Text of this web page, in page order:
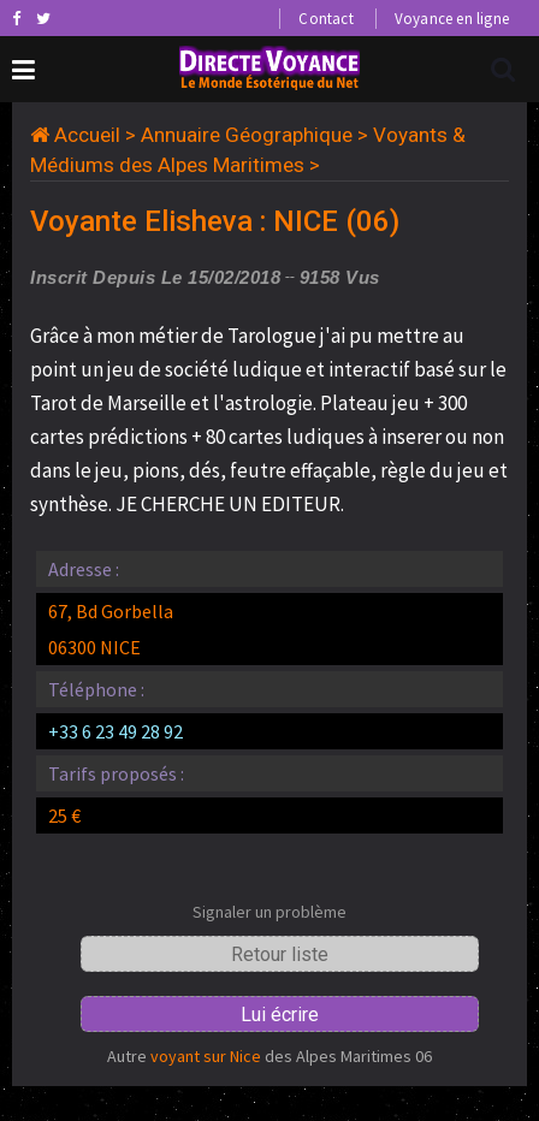
Contact Voyance en ligne
Accueil > Annuaire Géographique > Voyants &
Médiums des Alpes Maritimes >
Voyante Elisheva : NICE (06)
Inscrit Depuis Le 15/02/2018 9158 Vus
Grâce à mon métier de Tarologue j'ai pu mettre au
point un jeu de société ludique et interactif basé sur le
Tarot de Marseille et l'astrologie. Plateau jeu + 300
cartes prédictions + 80 cartes ludiques à inserer ou non
dans le jeu, pions, dés, feutre effaçable, règle du jeu et
synthèse. JE CHERCHE UN EDITEUR.
Adresse :
67, Bd Gorbella
06300 NICE
Téléphone :
+33 6 23 49 28 92
Tarifs proposés :
25 €
Signaler un problème
Retour liste
Lui écrire
Autre voyant sur Nice des Alpes Maritimes 06